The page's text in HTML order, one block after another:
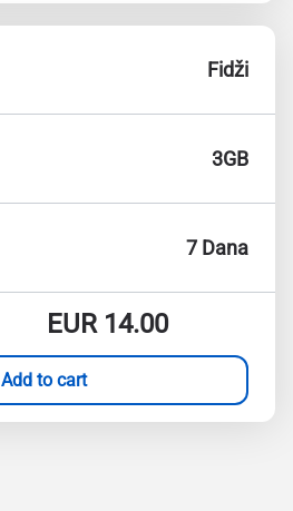
Fidži
3GB
7 Dana
EUR14.00
Add to cart